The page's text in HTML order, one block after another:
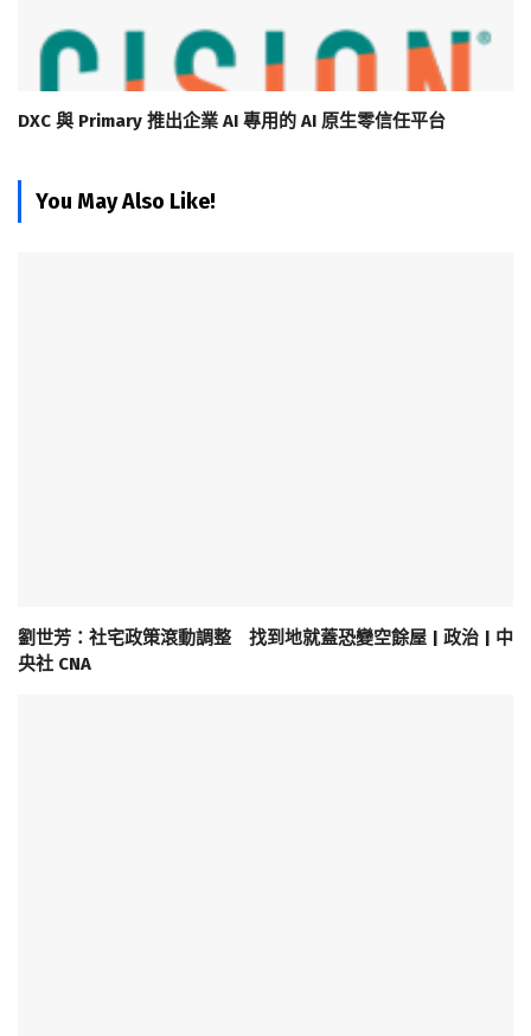
DXC 與 Primary 推出企業 AI 專用的 AI 原生零信任平台
You May Also Like!
劉世芳：社宅政策滾動調整 找到地就蓋恐變空餘屋 | 政治 | 中
央社 CNA